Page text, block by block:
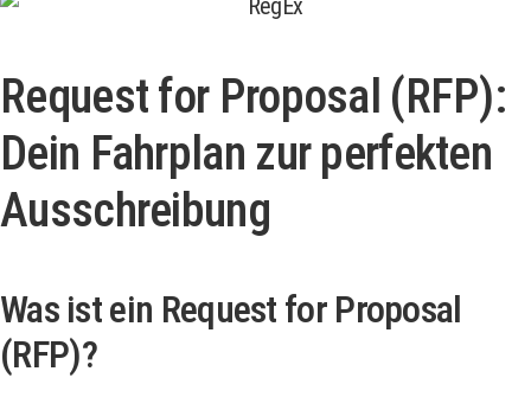
Request for Proposal (RFP):
Dein Fahrplan zur perfekten
Ausschreibung
Was ist ein Request for Proposal
(RFP)?